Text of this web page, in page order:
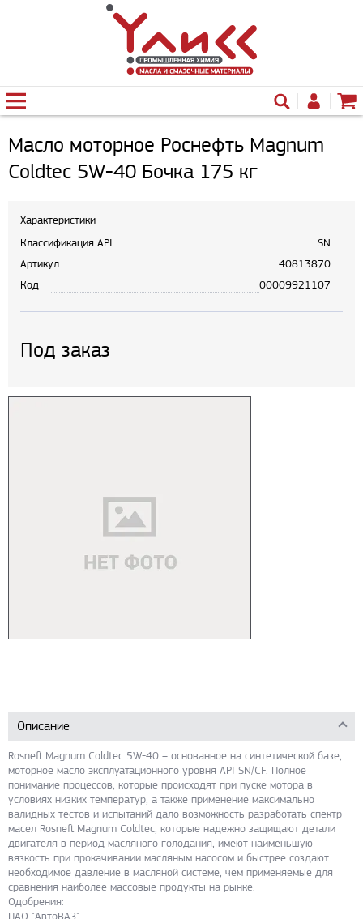
Масло моторное Роснефть Magnum
Coldtec 5W-40 Бочка 175 кг
Характеристики
Классификация API
SN
Артикул
40813870
Код
00009921107
Под заказ
Описание
Rosneft Magnum Coldtec 5W-40 – основанное на синтетической базе,
моторное масло эксплуатационного уровня API SN/CF. Полное
понимание процессов, которые происходят при пуске мотора в
условиях низких температур, а также применение максимально
валидных тестов и испытаний дало возможность разработать спектр
масел Rosneft Magnum Coldtec, которые надежно защищают детали
двигателя в период масляного голодания, имеют наименьшую
вязкость при прокачивании масляным насосом и быстрее создают
необходимое давление в масляной системе, чем применяемые для
сравнения наиболее массовые продукты на рынке.
Одобрения:
ПАО "АвтоВАЗ"